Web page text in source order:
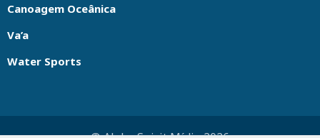
Canoagem Oceânica
Va’a
Water Sports